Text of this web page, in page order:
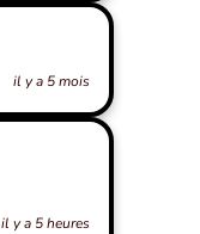
il y a 5 mois
il y a 5 heures